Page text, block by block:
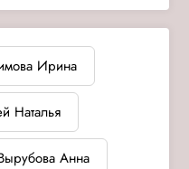
Ирина
Наталья
Анна